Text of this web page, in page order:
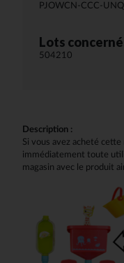
PJOWCN-CCC-UNQ
Lots
504210
Description :
Si vous avez acheté
immédiatement toute
magasin avec le produit